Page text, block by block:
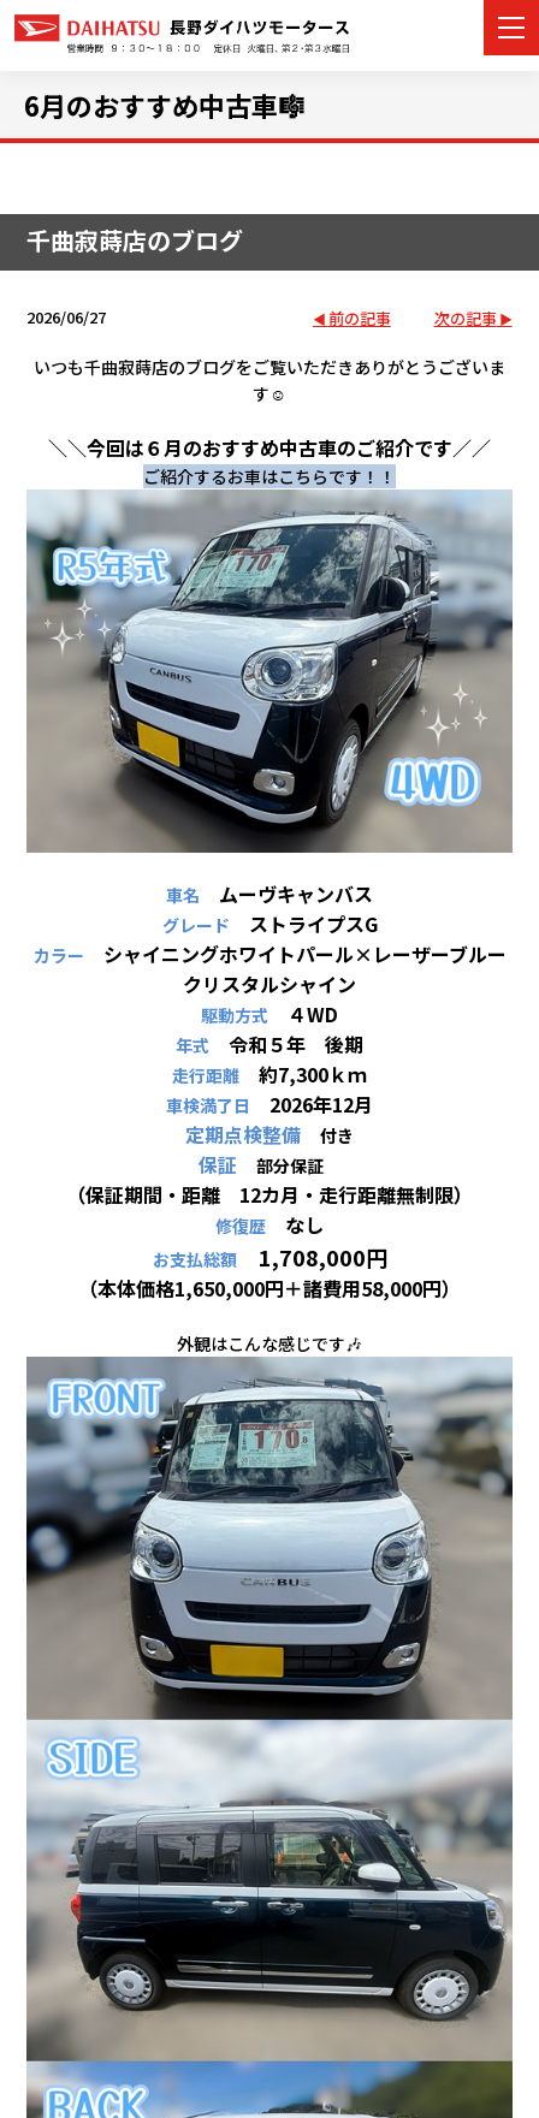
店舗情報
イベント・キャンペーン
アフターサポート
会社情報
カタ
6月のおすすめ中古車🎼
千曲寂蒔店のブログ
2026/06/27 前の記事 次の記事
いつも千曲寂蒔店のブログをご覧いただきありがとうございま
す☺️
＼＼今回は６月のおすすめ中古車のご紹介です／／
ご紹介するお車はこちらです！！
車名 ムーヴキャンバス
グレード ストライプスG
カラー
シャイニングホワイトパール×レーザーブルー
クリスタルシャイン
駆動方式 ４WD
年式 令和５年 後期
走行距離 約7,300ｋｍ
車検満了日
2026年12月
定期点検整備 付き
保証 部分保証
（保証期間・距離 12カ月・走行距離無制限）
修復歴 なし
お支払総額1,708,000円
（本体価格1,650,000円＋諸費用58,000円）
外観はこんな感じです🎶